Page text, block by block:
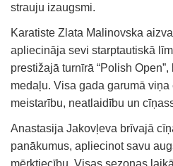
strauju izaugsmi.
Karatiste Zlata Malinovska
apliecināja sevi starptautiskā
prestižajā turnīrā “Polish
medaļu. Visa gada garumā
meistarību, neatlaidību un
Anastasija Jakovļeva brīvajā
panākumus, apliecinot savu
mērķtiecību. Visas sezonas